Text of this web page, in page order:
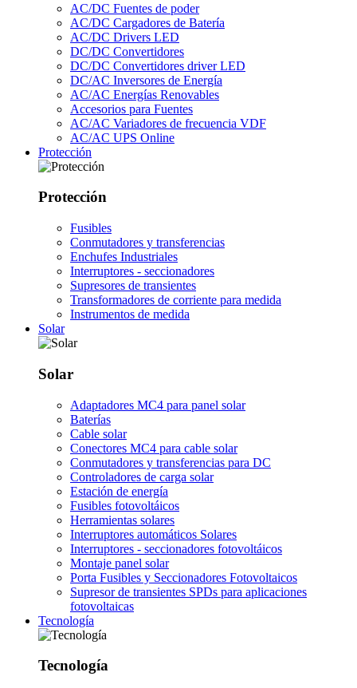
AC/DC Fuentes de poder
AC/DC Cargadores de Batería
AC/DC Drivers LED
DC/DC Convertidores
DC/DC Convertidores driver LED
DC/AC Inversores de Energía
AC/AC Energías Renovables
Accesorios para Fuentes
AC/AC Variadores de frecuencia VDF
AC/AC UPS Online
Protección
Protección
Fusibles
Conmutadores y transferencias
Enchufes Industriales
Interruptores - seccionadores
Supresores de transientes
Transformadores de corriente para medida
Instrumentos de medida
Solar
Solar
Adaptadores MC4 para panel solar
Baterías
Cable solar
Conectores MC4 para cable solar
Conmutadores y transferencias para DC
Controladores de carga solar
Estación de energía
Fusibles fotovoltáicos
Herramientas solares
Interruptores automáticos Solares
Interruptores - seccionadores fotovoltáicos
Montaje panel solar
Porta Fusibles y Seccionadores Fotovoltaicos
Supresor de transientes SPDs para aplicaciones
fotovoltaicas
Tecnología
Tecnología